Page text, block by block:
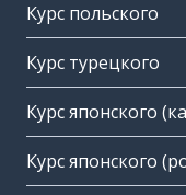
Курс польского
Курс турецкого
Курс японского
Курс японского